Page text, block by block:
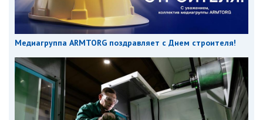
Медиагруппа ARMTORG поздравляет с Днем строителя!